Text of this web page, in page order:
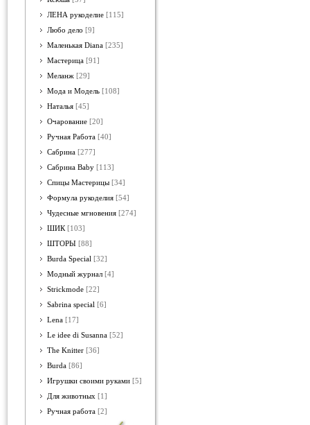
ЛЕНА рукоделие [115]
Любо дело [9]
Маленькая Diana [235]
Мастерица [91]
Меланж [29]
Мода и Модель [108]
Наталья [45]
Очарование [20]
Ручная Работа [40]
Сабрина [277]
Сабрина Baby [113]
Спицы Мастерицы [34]
Формула рукоделия [54]
Чудесные мгновения [274]
ШИК [103]
ШТОРЫ [88]
Burda Special [32]
Модный журнал [4]
Strickmode [22]
Sabrina special [6]
Lena [17]
Le idee di Susanna [52]
The Knitter [36]
Burda [86]
Игрушки своими руками [5]
Для животных [1]
Ручная работа [2]